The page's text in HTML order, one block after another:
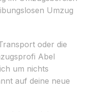
Umzug
oder die
Abel
um nichts
auf deine neue